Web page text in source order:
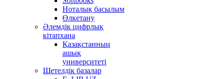
Ноталық басылым
Өлкетану
Әлемдік цифрлық
кітапхана
Қазақстанның
ашық
университеті
Шетелдік базалар